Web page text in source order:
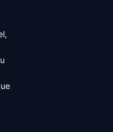
culture, arch...